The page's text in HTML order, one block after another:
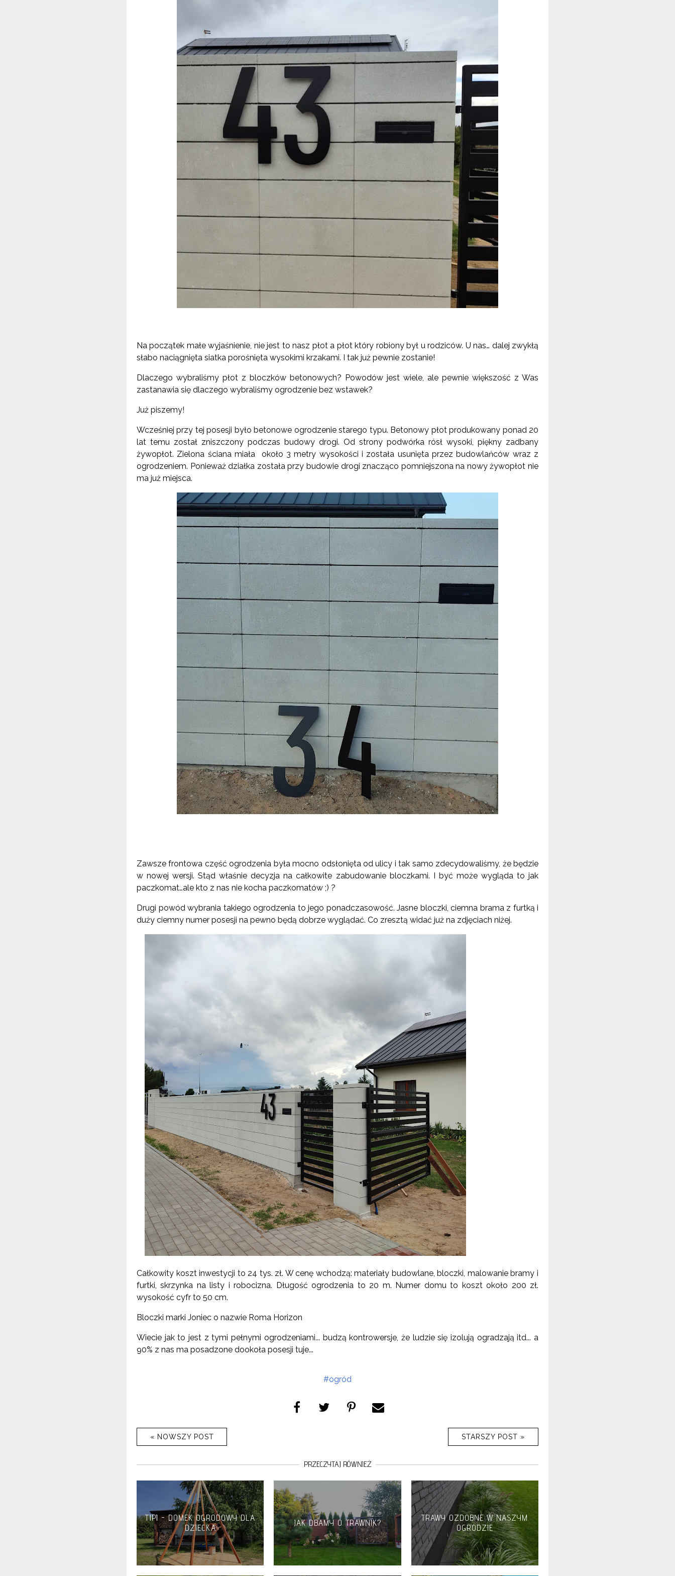
Na początek małe wyjaśnienie, nie jest to nasz płot a płot który robiony był u rodziców. U nas… dalej zwykłą
słabo naciągnięta siatka porośnięta wysokimi krzakami. I tak już pewnie zostanie!
Dlaczego wybraliśmy płot z bloczków betonowych? Powodów jest wiele, ale pewnie większość z Was
zastanawia się dlaczego wybraliśmy ogrodzenie bez wstawek?
Już piszemy!
Wcześniej przy tej posesji było betonowe ogrodzenie starego typu. Betonowy płot produkowany ponad 20
lat temu został zniszczony podczas budowy drogi. Od strony podwórka rósł wysoki, piękny zadbany
żywopłot. Zielona ściana miała
około 3 metry wysokości i została usunięta przez budowlańców wraz z
ogrodzeniem. Ponieważ działka została przy budowie drogi znacząco pomniejszona na nowy żywopłot nie
ma już miejsca.
Zawsze frontowa część ogrodzenia była mocno odsłonięta od ulicy i tak samo zdecydowaliśmy, że będzie
w nowej wersji. Stąd właśnie decyzja na całkowite zabudowanie bloczkami. I być może wygląda to jak
paczkomat…ale kto z nas nie kocha paczkomatów ;) ?
Drugi powód wybrania takiego ogrodzenia to jego ponadczasowość. Jasne bloczki, ciemna brama z furtką i
duży ciemny numer posesji na pewno będą dobrze wyglądać. Co zresztą widać już na zdjęciach niżej.
Całkowity koszt inwestycji to 24 tys. zł. W cenę wchodzą: materiały budowlane, bloczki, malowanie bramy i
furtki, skrzynka na listy i robocizna. Długość ogrodzenia to 20 m. Numer domu to koszt około 200 zł.
wysokość cyfr to 50 cm.
Bloczki marki Joniec o nazwie Roma Horizon
Wiecie jak to jest z tymi pełnymi ogrodzeniami... budzą kontrowersje, że ludzie się izolują ogradzają itd... a
90% z nas ma posadzone dookoła posesji tuje...
#ogród
« NOWSZY POST STARSZY POST »
PRZECZYTAJ RÓWNIEŻ
TIPI - DOMEK OGRODOWY DLA
DZIECKA
JAK DBAMY O TRAWNIK?
TRAWY OZDOBNE W NASZYM
OGRODZIE